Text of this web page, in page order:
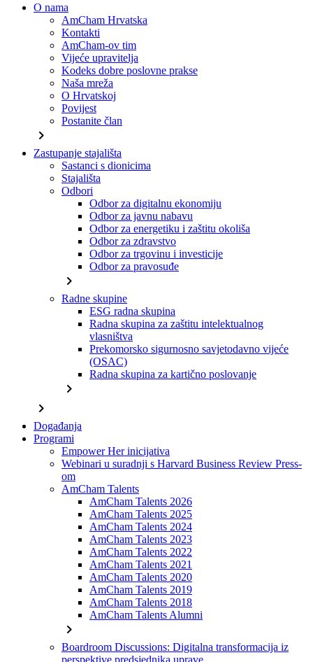
O nama
AmCham Hrvatska
Kontakti
AmCham-ov tim
Vijeće upravitelja
Kodeks dobre poslovne prakse
Naša mreža
O Hrvatskoj
Povijest
Postanite član
chevron_right
Zastupanje stajališta
Sastanci s dionicima
Stajališta
Odbori
Odbor za digitalnu ekonomiju
Odbor za javnu nabavu
Odbor za energetiku i zaštitu okoliša
Odbor za zdravstvo
Odbor za trgovinu i investicije
Odbor za pravosuđe
chevron_right
Radne skupine
ESG radna skupina
Radna skupina za zaštitu intelektualnog
vlasništva
Prekomorsko sigurnosno savjetodavno vijeće
(OSAC)
Radna skupina za kartično poslovanje
chevron_right
chevron_right
Događanja
Programi
Empower Her inicijativa
Webinari u suradnji s Harvard Business Review Press-
om
AmCham Talents
AmCham Talents 2026
AmCham Talents 2025
AmCham Talents 2024
AmCham Talents 2023
AmCham Talents 2022
AmCham Talents 2021
AmCham Talents 2020
AmCham Talents 2019
AmCham Talents 2018
AmCham Talents Alumni
chevron_right
Boardroom Discussions: Digitalna transformacija iz
perspektive predsjednika uprave